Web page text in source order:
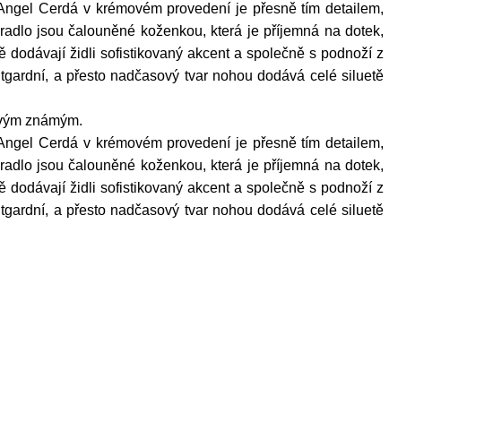
Cerdá v krémovém provedení je přesně tím detailem,
jsou čalouněné koženkou, která je příjemná na dotek,
židli sofistikovaný akcent a společně s podnoží z
a přesto nadčasový tvar nohou dodává celé siluetě
známým.
Cerdá v krémovém provedení je přesně tím detailem,
jsou čalouněné koženkou, která je příjemná na dotek,
židli sofistikovaný akcent a společně s podnoží z
a přesto nadčasový tvar nohou dodává celé siluetě